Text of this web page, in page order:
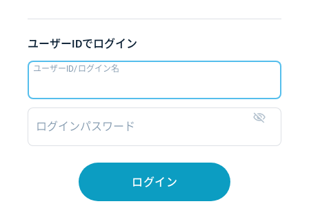
ユーザーIDでログイン
ユーザーID/ログイン名
ログインパスワード
ログイン